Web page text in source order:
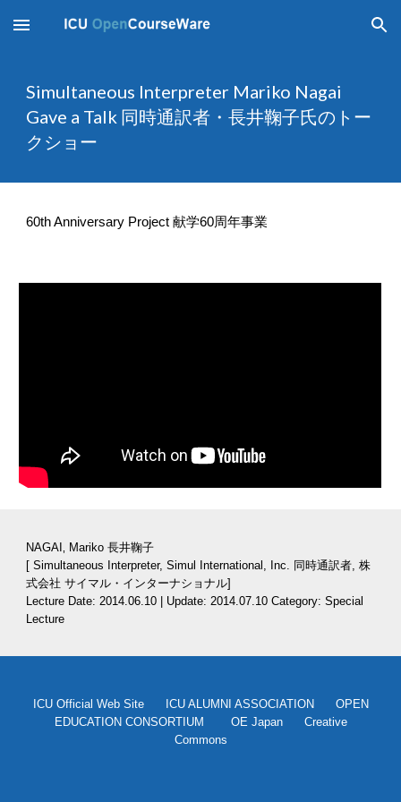
Skip to main content Skip to navigation
Simultaneous Interpreter Mariko Nagai
Gave a Talk 同時通訳者・長井鞠子氏のトー
クショー
60th Anniversary Project 献学60周年事業
NAGAI‚ Mariko 長井鞠子
[ Simultaneous Interpreter, Simul International, Inc. 同時通訳者, 株
式会社 サイマル・インターナショナル]
Lecture Date: 2014.06.10 | Update: 2014.07.10 Category: Special
Lecture
ICU Official Web Site ICU ALUMNI ASSOCIATION
OPEN
EDUCATION CONSORTIUM
OE Japan
Creative
Commons